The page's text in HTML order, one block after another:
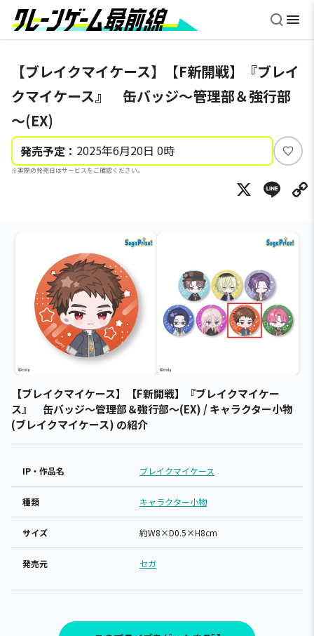
【ブレイクマイケース】【F新開戦】『ブレイ
クマイケース』 缶バッジ～管理部＆強行部
～(EX)
発売予定： 2025年6月20日 0時
※実際の発売日はサービスをご確認ください。
い
ね
X
【ブレイクマイケース】【F新開戦】『ブレイクマイケー
ス』 缶バッジ～管理部＆強行部～(EX) / キャラクター小物
(ブレイクマイケース) の紹介
IP・作品名 ブレイクマイケース
種類 キャラクター小物
サイズ 約W8×D0.5×H8cm
発売元 セガ